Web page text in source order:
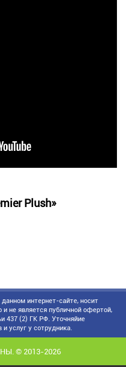
Plush»
интернет-сайте, носит
не является публичной офертой,
437 (2) ГК РФ. Уточняйие
услуг у сотрудника.
© 2013-2026